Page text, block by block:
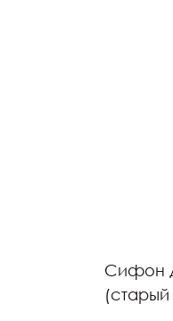
Сифон
(старый